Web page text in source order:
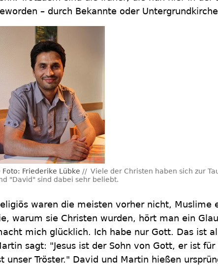
– durch Bekannte oder
Foto: Friederike Lübke
Viele der Christen haben sich zur
"David" sind dabei sehr beliebt.
waren die meisten vorher nicht, Muslime
warum sie Christen wurden, hört man ein
mich glücklich. Ich habe nur Gott. Das ist
sagt: "Jesus ist der Sohn von Gott, er ist
unser Tröster." David und Martin hießen